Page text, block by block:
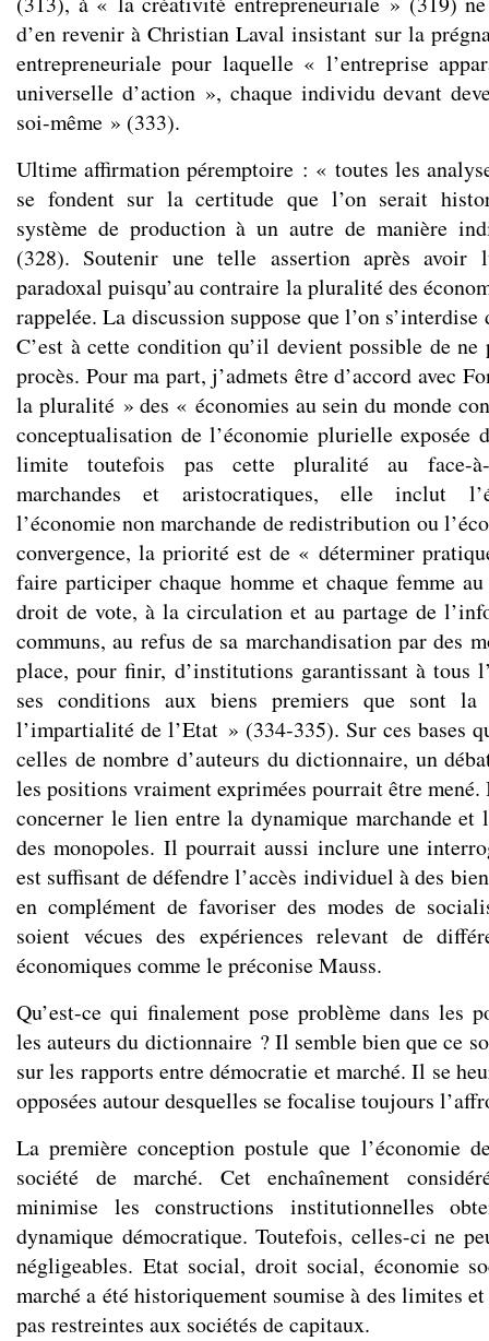
d’en revenir à Christian Laval insistant sur la
entrepreneuriale pour laquelle « l’entreprise
universelle d’action », chaque individu devant
soi-même » (333).
Ultime affirmation péremptoire : « toutes les
se fondent sur la certitude que l’on serait
système de production à un autre de manière
(328). Soutenir une telle assertion après
paradoxal puisqu’au contraire la pluralité des
rappelée. La discussion suppose que l’on
C’est à cette condition qu’il devient possible de
procès. Pour ma part, j’admets être d’accord avec
la pluralité » des « économies au sein du monde
conceptualisation de l’économie plurielle exposée
limite toutefois pas cette pluralité au face-à-
marchandes et aristocratiques, elle inclut
l’économie non marchande de redistribution ou
convergence, la priorité est de « déterminer
faire participer chaque homme et chaque femme
droit de vote, à la circulation et au partage de
communs, au refus de sa marchandisation par des
place, pour finir, d’institutions garantissant à tous
ses conditions aux biens premiers que sont
l’impartialité de l’Etat » (334-335). Sur ces bases
celles de nombre d’auteurs du dictionnaire, un
les positions vraiment exprimées pourrait être
concerner le lien entre la dynamique marchande et
des monopoles. Il pourrait aussi inclure une
est suffisant de défendre l’accès individuel à des
en complément de favoriser des modes de
soient vécues des expériences relevant de
économiques comme le préconise Mauss.
Qu’est-ce qui finalement pose problème dans les
les auteurs du dictionnaire ? Il semble bien que ce
sur les rapports entre démocratie et marché. Il se
opposées autour desquelles se focalise toujours
La première conception postule que l’économie
société de marché. Cet enchaînement
minimise les constructions institutionnelles
dynamique démocratique. Toutefois, celles-ci ne
négligeables. Etat social, droit social, économie
marché a été historiquement soumise à des limites
pas restreintes aux sociétés de capitaux.